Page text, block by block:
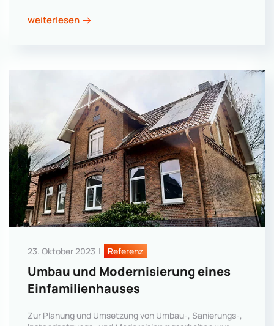
weiterlesen
23. Oktober 2023 | Referenz
Umbau und Modernisierung eines
Einfamilienhauses
Zur Planung und Umsetzung von Umbau-, Sanierungs-,